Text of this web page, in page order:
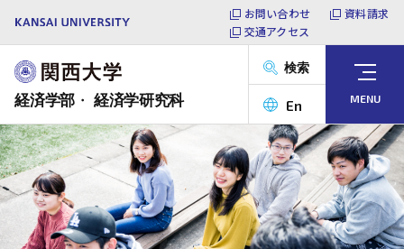
ス
キ
ッ
プ
お問い合わせ
資料請求
交通アクセス
西
大
学
経
済
学
経
経済学部・ 経済学研究科
メ
ニ
ー
を
開
閉
MENU
概要
学部
検索
En